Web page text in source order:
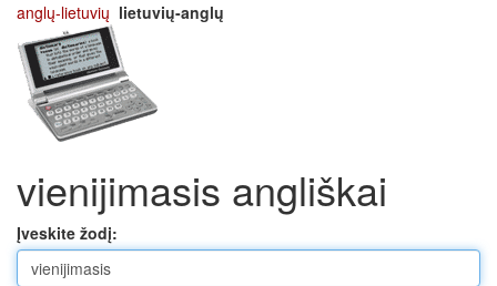
anglų-lietuvių lietuvių-anglų
vienijimasis angliškai
Įveskite žodį: